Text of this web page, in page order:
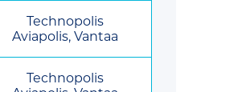
Technopolis
Aviapolis, Vantaa
Technopolis